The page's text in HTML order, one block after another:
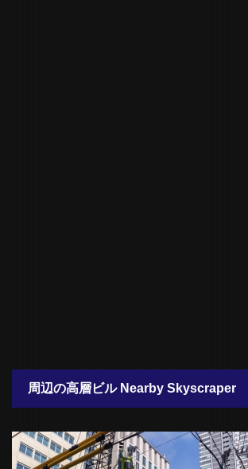
周辺の高層ビル Nearby Skyscraper